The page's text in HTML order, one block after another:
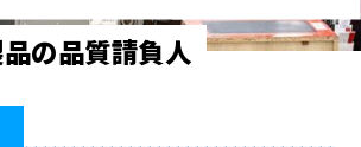
の品質請負人